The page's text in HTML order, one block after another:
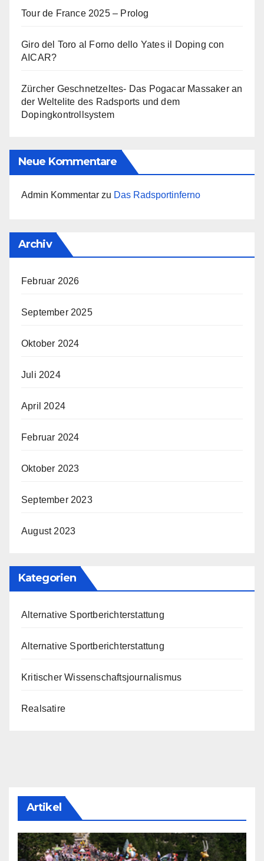
Tour de France 2025 – Prolog
Giro del Toro al Forno dello Yates il Doping con
AICAR?
Zürcher Geschnetzeltes- Das Pogacar Massaker an
der Weltelite des Radsports und dem
Dopingkontrollsystem
Neue Kommentare
Admin Kommentar zu Das Radsportinferno
Archiv
Februar 2026
September 2025
Oktober 2024
Juli 2024
April 2024
Februar 2024
Oktober 2023
September 2023
August 2023
Kategorien
Alternative Sportberichterstattung
Alternative Sportberichterstattung
Kritischer Wissenschaftsjournalismus
Realsatire
Artikel